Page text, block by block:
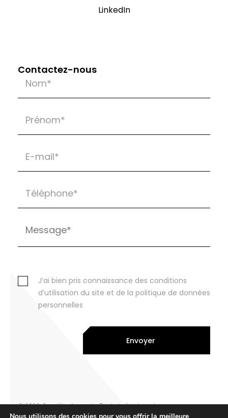
LinkedIn
Contactez-nous
J’ai bien pris connaissance des conditions
d’utilisation du site et de la politique de données
personnelles
Envoyer
© 2026 Cornillier Avocats. Tout droits réservés